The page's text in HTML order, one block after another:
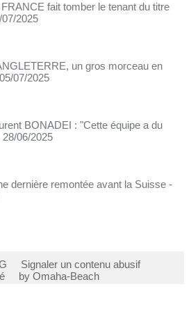
fait tomber le tenant du titre
2025
un gros morceau en
07/2025
BONADEI : "Cette équipe a du
28/06/2025
dernière remontée avant la Suisse -
Signaler un contenu abusif
by Omaha-Beach